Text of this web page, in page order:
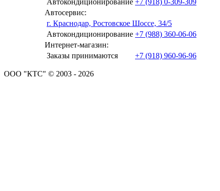
Автосервис:
г. Краснодар, Ростовское Шоссе, 34/5
Автокондиционирование +7 (988) 360-06-06
Интернет-магазин:
Заказы принимаются
+7 (918) 960-96-96
ООО "КТС" © 2003 - 2026